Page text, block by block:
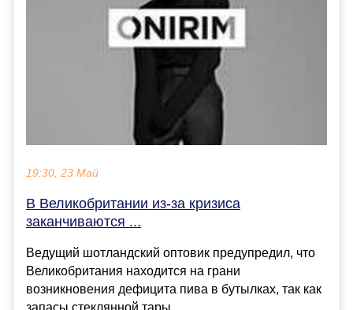
19:30, 23 Май
В Великобритании из-за кризиса
заканчиваются ...
Ведущий шотландский оптовик предупредил, что
Великобритания находится на грани
возникновения дефицита пива в бутылках, так как
запасы стеклянной тары...